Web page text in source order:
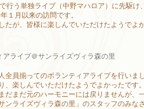
行う単独ライブ（中野マハロア）に先駆け
１月以来の訪問です。
たが、皆様に楽しんでいただけたようでよ
ライブ＠サンライズヴィラ森の里
全員揃ってのボランティアライブを行いま
、楽しんでいただけたようでよかったです
だまだ元のハーモニーには戻りませんが、
ンライズヴィラ森の里」のスタッフのみな